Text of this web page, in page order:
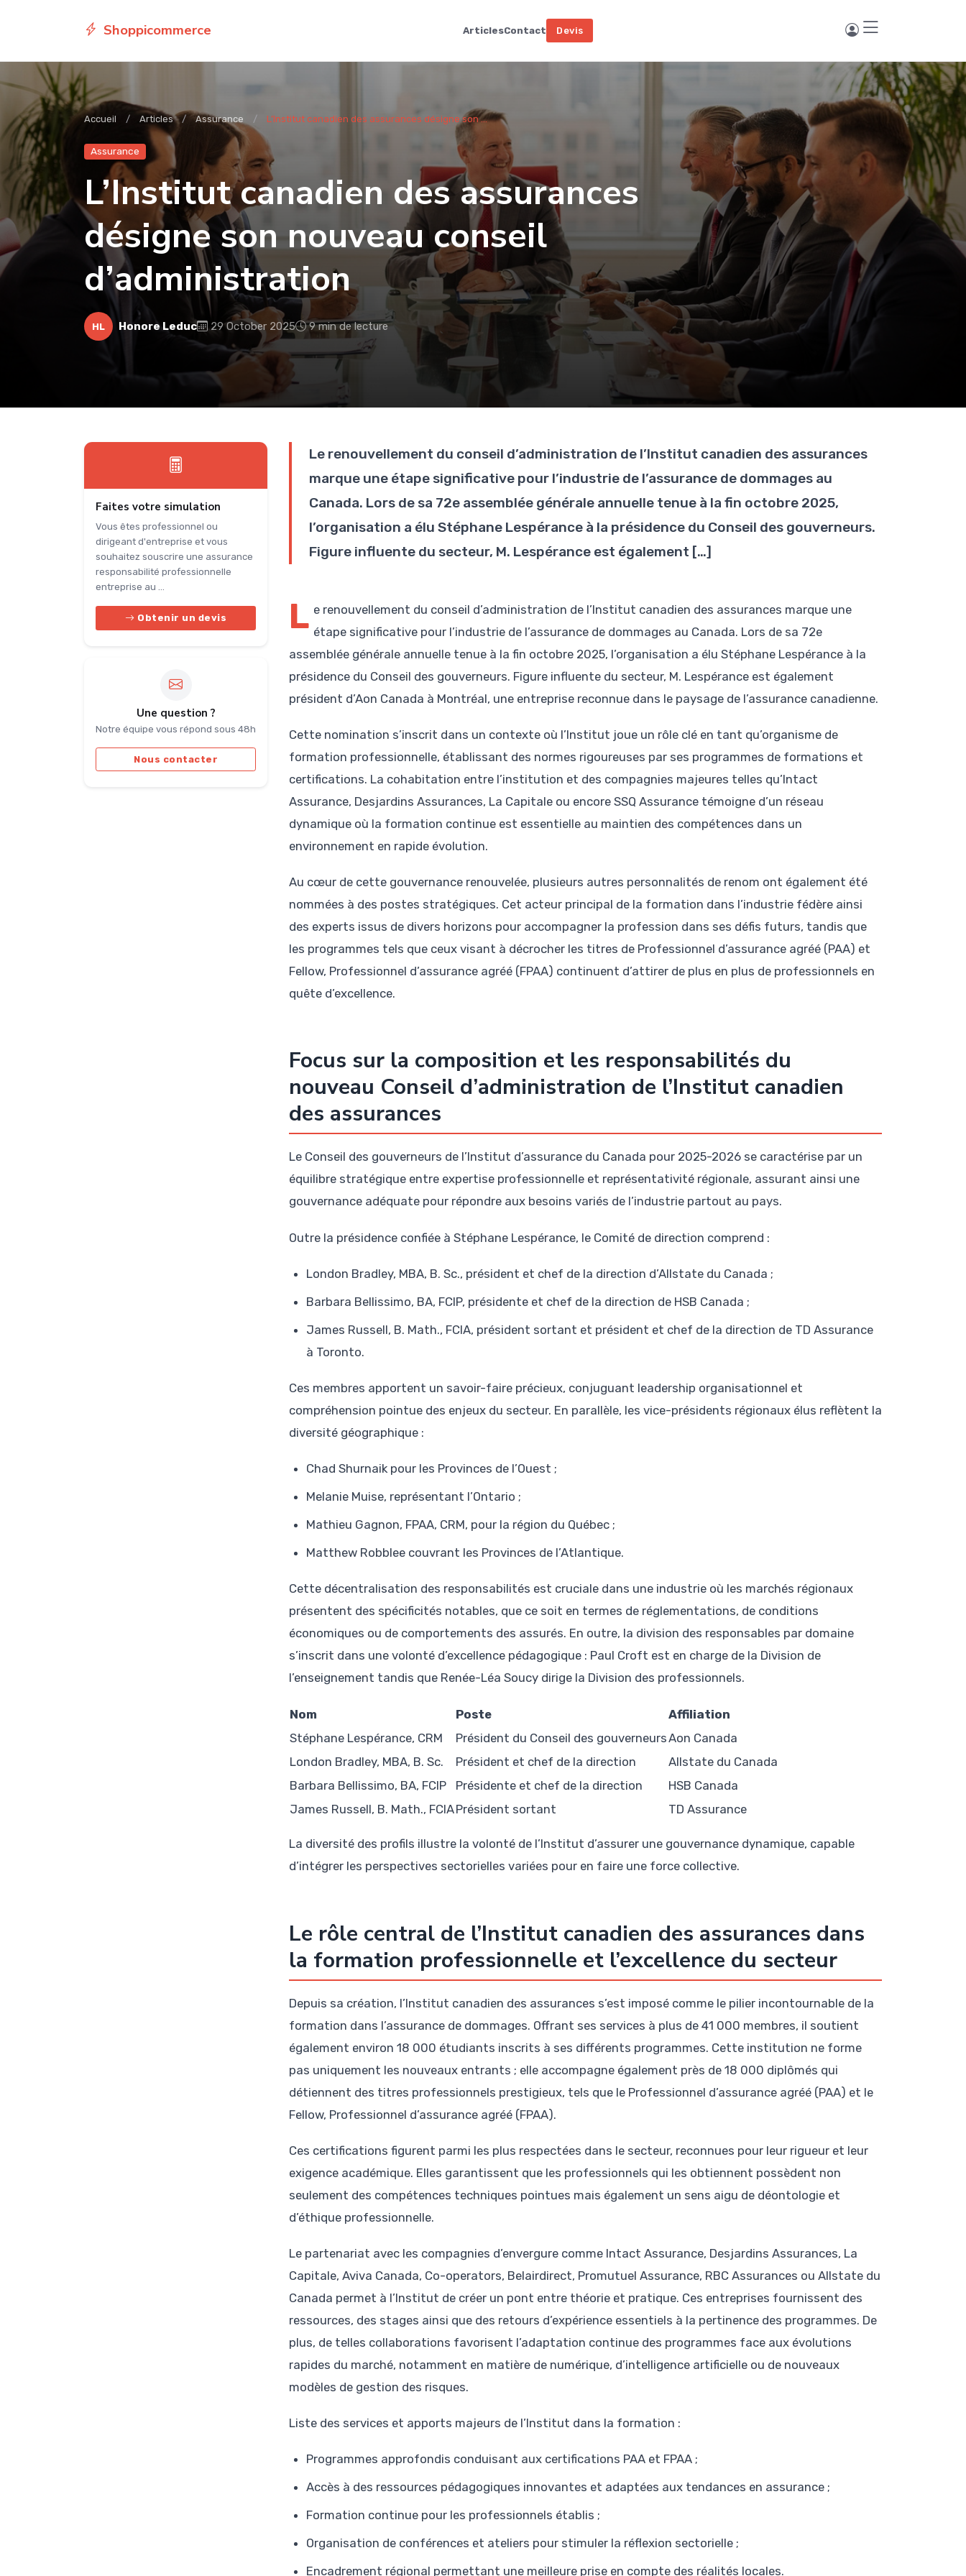
Shoppicommerce ArticlesContact Devis
Accueil Articles Assurance L’Institut canadien des assurances désigne son ...
Assurance
L’Institut canadien des assurances
désigne son nouveau conseil
d’administration
HL Honore Leduc 29 October 2025 9 min de lecture
Faites votre simulation
Vous êtes professionnel ou
dirigeant d'entreprise et vous
souhaitez souscrire une assurance
responsabilité professionnelle
entreprise au ...
Obtenir un devis
Une question ?
Notre équipe vous répond sous 48h
Nous contacter
Le renouvellement du conseil d’administration de l’Institut canadien des assurances
marque une étape significative pour l’industrie de l’assurance de dommages au
Canada. Lors de sa 72e assemblée générale annuelle tenue à la fin octobre 2025,
l’organisation a élu Stéphane Lespérance à la présidence du Conseil des gouverneurs.
Figure influente du secteur, M. Lespérance est également […]
L e renouvellement du conseil d’administration de l’Institut canadien des assurances marque une
étape significative pour l’industrie de l’assurance de dommages au Canada. Lors de sa 72e
assemblée générale annuelle tenue à la fin octobre 2025, l’organisation a élu Stéphane Lespérance à la
présidence du Conseil des gouverneurs. Figure influente du secteur, M. Lespérance est également
président d’Aon Canada à Montréal, une entreprise reconnue dans le paysage de l’assurance canadienne.
Cette nomination s’inscrit dans un contexte où l’Institut joue un rôle clé en tant qu’organisme de
formation professionnelle, établissant des normes rigoureuses par ses programmes de formations et
certifications. La cohabitation entre l’institution et des compagnies majeures telles qu’Intact
Assurance, Desjardins Assurances, La Capitale ou encore SSQ Assurance témoigne d’un réseau
dynamique où la formation continue est essentielle au maintien des compétences dans un
environnement en rapide évolution.
Au cœur de cette gouvernance renouvelée, plusieurs autres personnalités de renom ont également été
nommées à des postes stratégiques. Cet acteur principal de la formation dans l’industrie fédère ainsi
des experts issus de divers horizons pour accompagner la profession dans ses défis futurs, tandis que
les programmes tels que ceux visant à décrocher les titres de Professionnel d’assurance agréé (PAA) et
Fellow, Professionnel d’assurance agréé (FPAA) continuent d’attirer de plus en plus de professionnels en
quête d’excellence.
Focus sur la composition et les responsabilités du
nouveau Conseil d’administration de l’Institut canadien
des assurances
Le Conseil des gouverneurs de l’Institut d’assurance du Canada pour 2025-2026 se caractérise par un
équilibre stratégique entre expertise professionnelle et représentativité régionale, assurant ainsi une
gouvernance adéquate pour répondre aux besoins variés de l’industrie partout au pays.
Outre la présidence confiée à Stéphane Lespérance, le Comité de direction comprend :
London Bradley, MBA, B. Sc., président et chef de la direction d’Allstate du Canada ;
Barbara Bellissimo, BA, FCIP, présidente et chef de la direction de HSB Canada ;
James Russell, B. Math., FCIA, président sortant et président et chef de la direction de TD Assurance
à Toronto.
Ces membres apportent un savoir-faire précieux, conjuguant leadership organisationnel et
compréhension pointue des enjeux du secteur. En parallèle, les vice-présidents régionaux élus reflètent la
diversité géographique :
Chad Shurnaik pour les Provinces de l’Ouest ;
Melanie Muise, représentant l’Ontario ;
Mathieu Gagnon, FPAA, CRM, pour la région du Québec ;
Matthew Robblee couvrant les Provinces de l’Atlantique.
Cette décentralisation des responsabilités est cruciale dans une industrie où les marchés régionaux
présentent des spécificités notables, que ce soit en termes de réglementations, de conditions
économiques ou de comportements des assurés. En outre, la division des responsables par domaine
s’inscrit dans une volonté d’excellence pédagogique : Paul Croft est en charge de la Division de
l’enseignement tandis que Renée-Léa Soucy dirige la Division des professionnels.
Nom Poste
Affiliation
Stéphane Lespérance, CRM
Président du Conseil des gouverneursAon Canada
London Bradley, MBA, B. Sc.
Président et chef de la direction
Allstate du Canada
Barbara Bellissimo, BA, FCIP
Présidente et chef de la direction
HSB Canada
James Russell, B. Math., FCIAPrésident sortant TD Assurance
La diversité des profils illustre la volonté de l’Institut d’assurer une gouvernance dynamique, capable
d’intégrer les perspectives sectorielles variées pour en faire une force collective.
Le rôle central de l’Institut canadien des assurances dans
la formation professionnelle et l’excellence du secteur
Depuis sa création, l’Institut canadien des assurances s’est imposé comme le pilier incontournable de la
formation dans l’assurance de dommages. Offrant ses services à plus de 41 000 membres, il soutient
également environ 18 000 étudiants inscrits à ses différents programmes. Cette institution ne forme
pas uniquement les nouveaux entrants ; elle accompagne également près de 18 000 diplômés qui
détiennent des titres professionnels prestigieux, tels que le Professionnel d’assurance agréé (PAA) et le
Fellow, Professionnel d’assurance agréé (FPAA).
Ces certifications figurent parmi les plus respectées dans le secteur, reconnues pour leur rigueur et leur
exigence académique. Elles garantissent que les professionnels qui les obtiennent possèdent non
seulement des compétences techniques pointues mais également un sens aigu de déontologie et
d’éthique professionnelle.
Le partenariat avec les compagnies d’envergure comme Intact Assurance, Desjardins Assurances, La
Capitale, Aviva Canada, Co-operators, Belairdirect, Promutuel Assurance, RBC Assurances ou Allstate du
Canada permet à l’Institut de créer un pont entre théorie et pratique. Ces entreprises fournissent des
ressources, des stages ainsi que des retours d’expérience essentiels à la pertinence des programmes. De
plus, de telles collaborations favorisent l’adaptation continue des programmes face aux évolutions
rapides du marché, notamment en matière de numérique, d’intelligence artificielle ou de nouveaux
modèles de gestion des risques.
Liste des services et apports majeurs de l’Institut dans la formation :
Programmes approfondis conduisant aux certifications PAA et FPAA ;
Accès à des ressources pédagogiques innovantes et adaptées aux tendances en assurance ;
Formation continue pour les professionnels établis ;
Organisation de conférences et ateliers pour stimuler la réflexion sectorielle ;
Encadrement régional permettant une meilleure prise en compte des réalités locales.